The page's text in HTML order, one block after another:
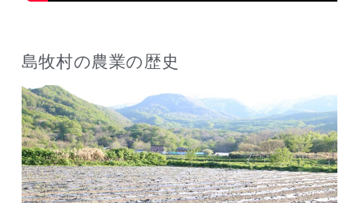
島牧村の農業の歴史